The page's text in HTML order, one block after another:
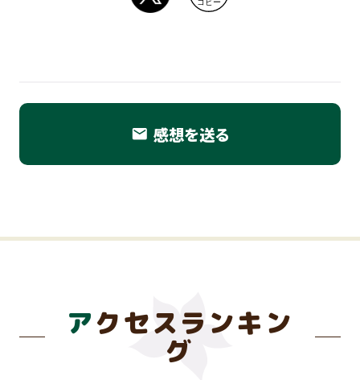
コピー
email 感想を送る
アクセスランキン
グ